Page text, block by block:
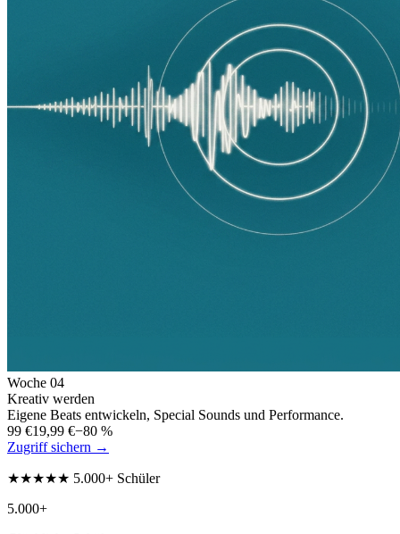
Woche 04
Kreativ werden
Eigene Beats entwickeln, Special Sounds und Performance.
99 €19,99 €−80 %
Zugriff sichern →
★★★★★ 5.000+ Schüler
5.000+